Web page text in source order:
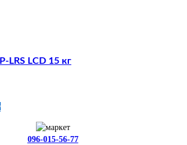
LRS LCD 15 кг
096-015-56-77